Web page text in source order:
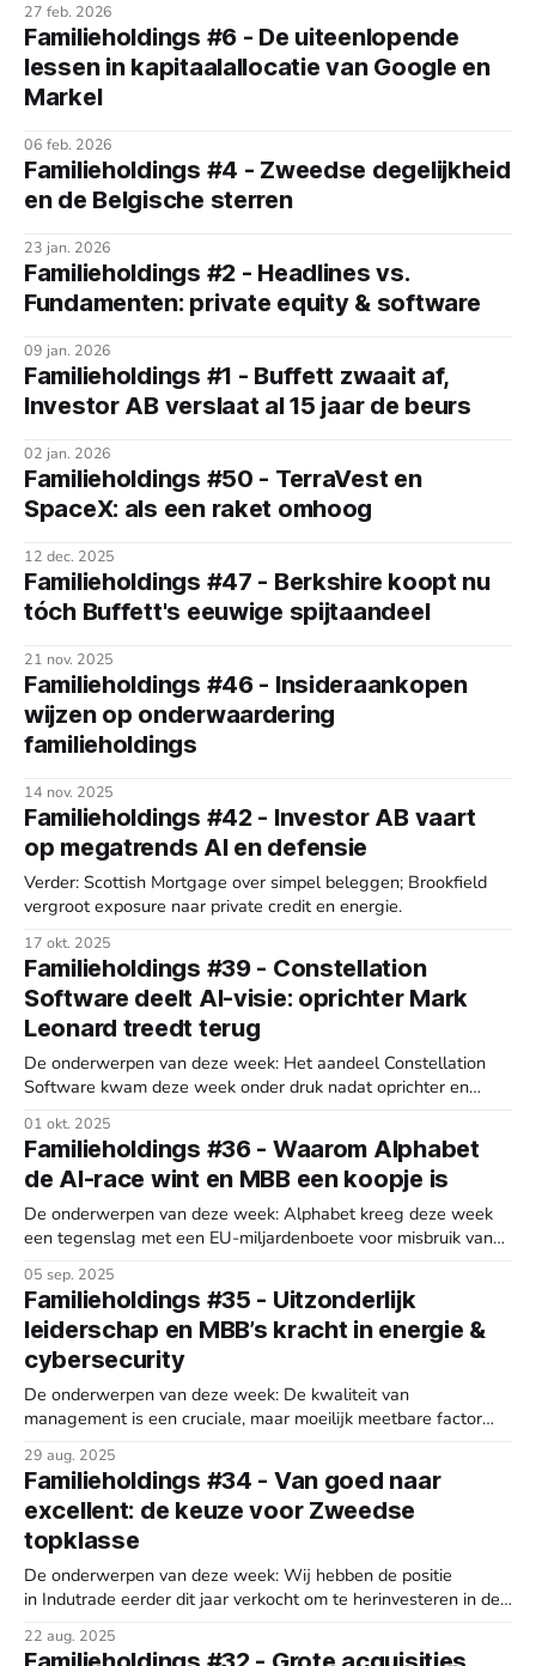
27 feb. 2026
Familieholdings #6 - De uiteenlopende
lessen in kapitaalallocatie van Google en
Markel
06 feb. 2026
Familieholdings #4 - Zweedse degelijkheid
en de Belgische sterren
23 jan. 2026
Familieholdings #2 - Headlines vs.
Fundamenten: private equity & software
09 jan. 2026
Familieholdings #1 - Buffett zwaait af,
Investor AB verslaat al 15 jaar de beurs
02 jan. 2026
Familieholdings #50 - TerraVest en
SpaceX: als een raket omhoog
12 dec. 2025
Familieholdings #47 - Berkshire koopt nu
tóch Buffett's eeuwige spijtaandeel
21 nov. 2025
Familieholdings #46 - Insideraankopen
wijzen op onderwaardering
familieholdings
14 nov. 2025
Familieholdings #42 - Investor AB vaart
op megatrends AI en defensie
Verder: Scottish Mortgage over simpel beleggen; Brookfield
vergroot exposure naar private credit en energie.
17 okt. 2025
Familieholdings #39 - Constellation
Software deelt AI-visie: oprichter Mark
Leonard treedt terug
De onderwerpen van deze week: Het aandeel Constellation
Software kwam deze week onder druk nadat oprichter en
webinar, onverwacht terugtrad als president wegens
gezondheidsredenen. Tijdens die sessie besprak Constellation
uitgebreid de impact van AI: hoe het bedrijf toepassingen
pragmatisch implementeert, welke
01 okt. 2025
Familieholdings #36 - Waarom Alphabet
de AI-race wint en MBB een koopje is
De onderwerpen van deze week: Alphabet kreeg deze week
een tegenslag met een EU-miljardenboete voor misbruik van
cruciale overwinning in een Amerikaanse rechtszaak waar
werd besloten dat het bedrijf niet opgesplitst hoeft te worden.
Dat resulteerde in een forse koerssprong. De Duitse
investeringsholding
05 sep. 2025
Familieholdings #35 - Uitzonderlijk
leiderschap en MBB’s kracht in energie &
cybersecurity
De onderwerpen van deze week: De kwaliteit van
management is een cruciale, maar moeilijk meetbare factor
worden via indirecte signalen zoals communicatie en
kapitaalallocatie. De openheid van Ryan Rockafellow
(TerraVest) en de no-nonsense aanpak van Tom Gayner
(Markel) worden als
29 aug. 2025
Familieholdings #34 - Van goed naar
excellent: de keuze voor Zweedse
topklasse
De onderwerpen van deze week: Wij hebben de positie
in Indutrade eerder dit jaar verkocht om te herinvesteren in de
significant beter scoren op winstgevendheid en rendement op
22 aug. 2025